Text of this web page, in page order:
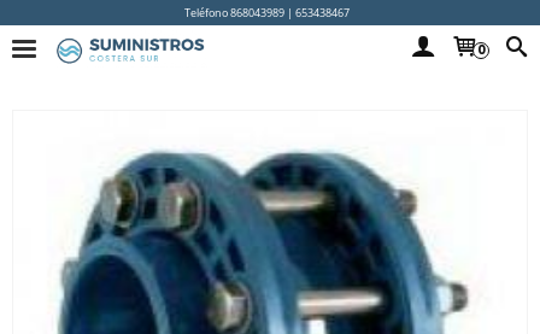
Teléfono 868043989 | 653438467
0